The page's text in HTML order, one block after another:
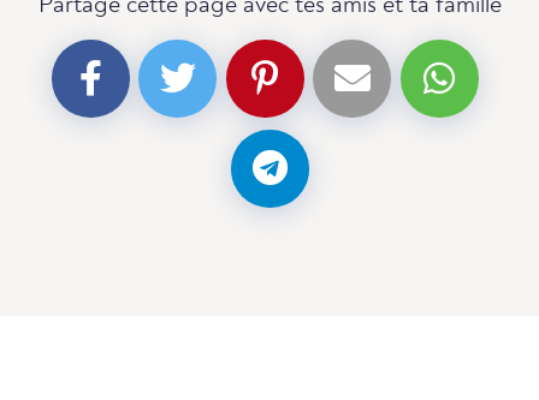
Partage cette page avec tes amis et ta famille